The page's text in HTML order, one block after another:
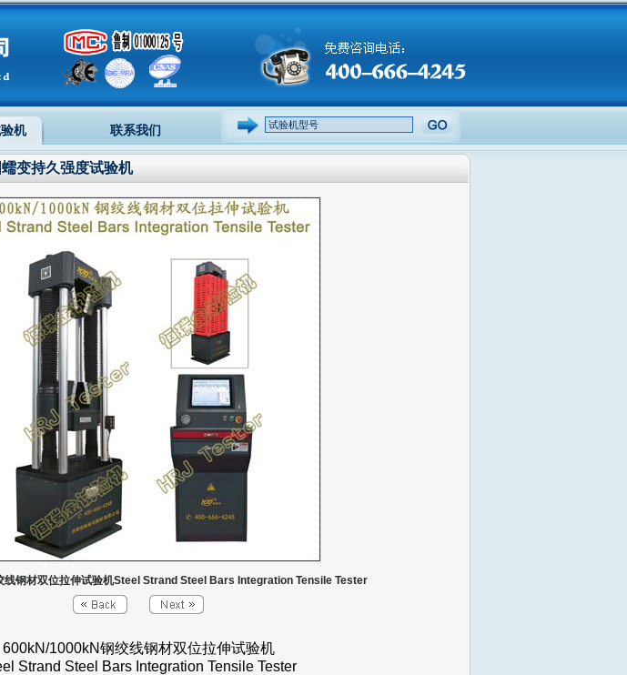
机 联系我们
变持久强度试验机
钢材双位拉伸试验机Steel Strand Steel Bars Integration Tensile Tester
600kN/1000kN钢绞线钢材双位拉伸试验机
Strand Steel Bars Integration Tensile Tester